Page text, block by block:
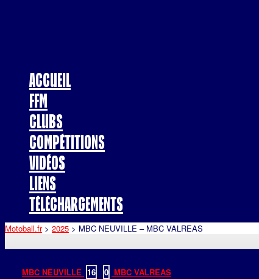
Accueil
FFM
Clubs
Compétitions
Vidéos
Liens
Téléchargements
Motoball.fr> 2025 > MBC NEUVILLE – MBC VALREAS
MBC NEUVILLE 16 0 MBC VALREAS